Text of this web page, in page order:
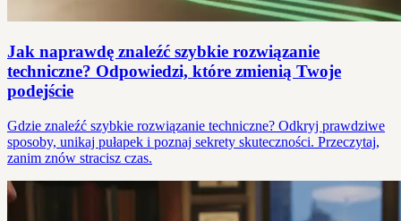
Jak naprawdę znaleźć szybkie rozwiązanie
techniczne? Odpowiedzi, które zmienią Twoje
podejście
Gdzie znaleźć szybkie rozwiązanie techniczne? Odkryj prawdziwe
sposoby, unikaj pułapek i poznaj sekrety skuteczności. Przeczytaj,
zanim znów stracisz czas.